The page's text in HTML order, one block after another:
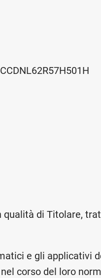
qualità di Titolare,
e gli applicativi
corso del loro